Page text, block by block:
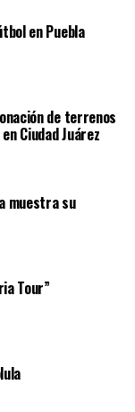
en Puebla
de terrenos
Ciudad Juárez
muestra su
Tour”